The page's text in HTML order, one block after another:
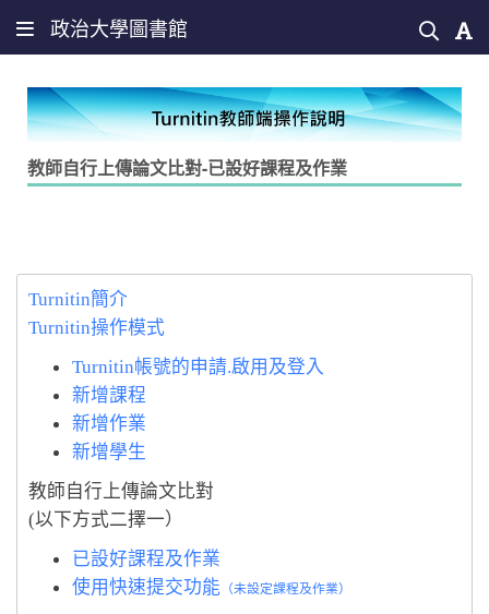
政治大學圖書館
教師自行上傳論文比對-已設好課程及作業
Turnitin簡介
Turnitin操作模式
Turnitin帳號的申請.啟用及登入
新增課程
新增作業
新增學生
教師自行上傳論文比對
(以下方式二擇一）
已設好課程及作業
使用快速提交功能 （未設定課程及作業）